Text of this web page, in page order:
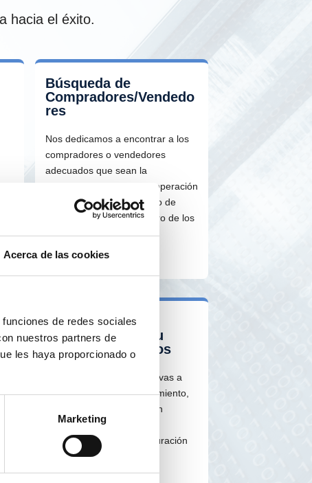
Acerca de las cookies
de redes sociales
nuestros partners de
les haya proporcionado o
Marketing
hacia el éxito.
Búsqueda de
Compradores/Vendedo
res
Nos dedicamos a encontrar a los
compradores o vendedores
adecuados que sean la
contraparte ideal para la operación
corporativa, con el objetivo de
cerrar la transacción dentro de los
plazos previstos.
Financiamiento
mediante Deuda u
otros Instrumentos
Las operaciones corporativas a
veces demandan financiamiento,
mientras que otras pueden
implicar directamente la
refinanciación o reestructuración
de la deuda existente.